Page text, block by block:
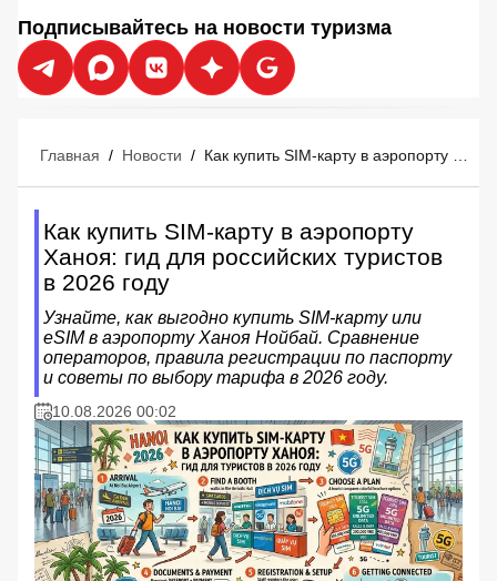
Подписывайтесь на новости туризма
Главная / Новости /
Как купить SIM-карту в аэропорту
Ханоя: гид для российских туристов
в 2026 году
Узнайте, как выгодно купить SIM-карту или
eSIM в аэропорту Ханоя Нойбай. Сравнение
операторов, правила регистрации по паспорту
и советы по выбору тарифа в 2026 году.
10.08.2026 00:02